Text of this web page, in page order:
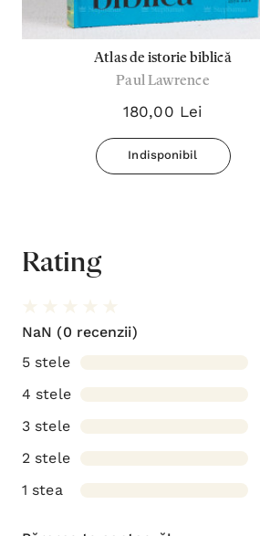
Atlas de istorie biblică
Paul Lawrence
180,00 Lei
Indisponibil
Rating
NaN (0 recenzii)
5 stele
4 stele
3 stele
2 stele
1 stea